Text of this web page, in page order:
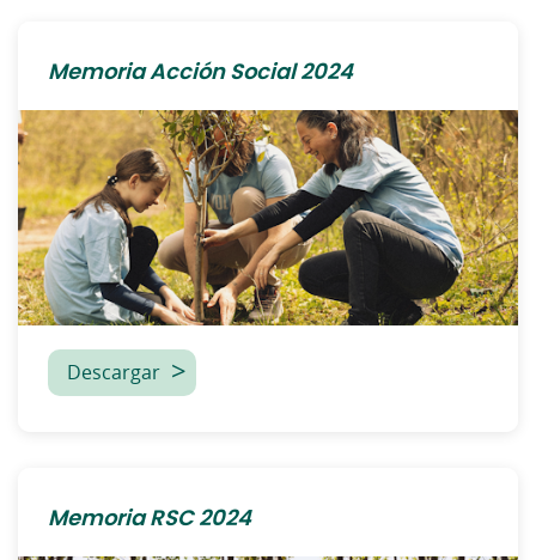
Memoria Acción Social 2024
Descargar
Memoria RSC 2024